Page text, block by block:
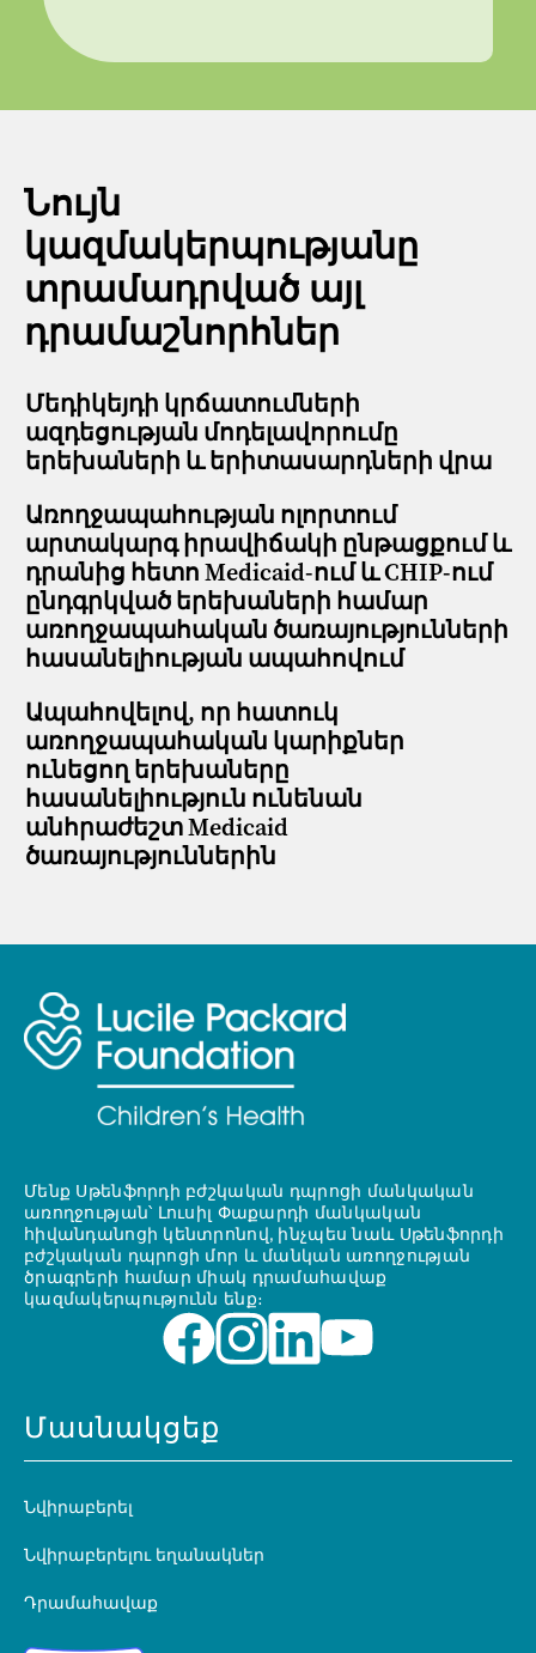
Նույն
կազմակերպությանը
տրամադրված այլ
դրամաշնորհներ
Մեդիկեյդի կրճատումների
ազդեցության մոդելավորումը
երեխաների և երիտասարդների վրա
Առողջապահության ոլորտում
արտակարգ իրավիճակի ընթացքում և
դրանից հետո Medicaid-ում և CHIP-ում
ընդգրկված երեխաների համար
առողջապահական ծառայությունների
հասանելիության ապահովում
Ապահովելով, որ հատուկ
առողջապահական կարիքներ
ունեցող երեխաները
հասանելիություն ունենան
անհրաժեշտ Medicaid
ծառայություններին
Մենք Սթենֆորդի բժշկական դպրոցի մանկական
առողջության՝ Լուսիլ Փաքարդի մանկական
հիվանդանոցի կենտրոնով, ինչպես նաև Սթենֆորդի
բժշկական դպրոցի մոր և մանկան առողջության
ծրագրերի համար միակ դրամահավաք
կազմակերպությունն ենք։
Մասնակցեք
Նվիրաբերել
Նվիրաբերելու եղանակներ
Դրամահավաք